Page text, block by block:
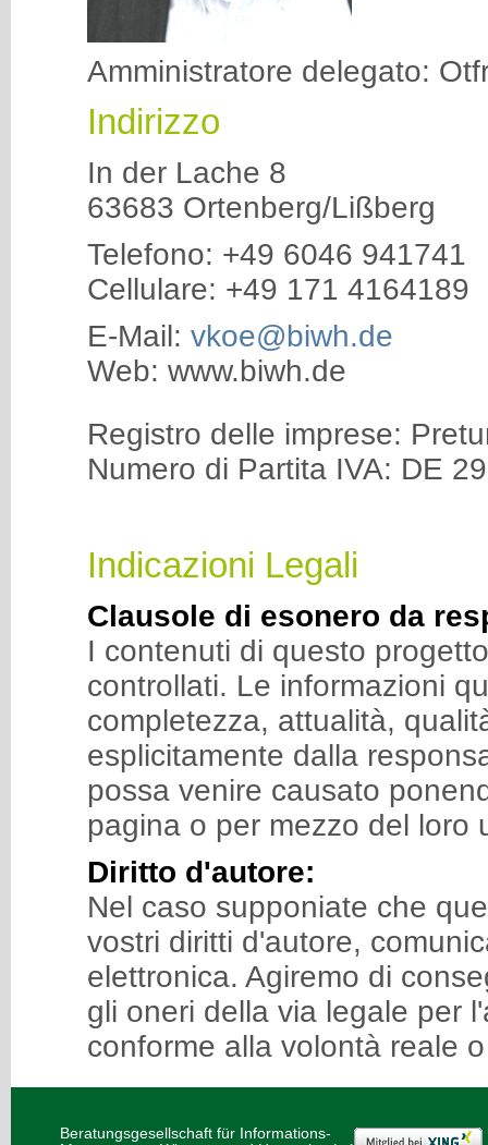
Amministratore delegato:
Indirizzo
In der Lache 8
63683 Ortenberg/Lißberg
Telefono: +49 6046 941741
Cellulare: +49 171 4164189
E-Mail: vkoe@biwh.de
Web: www.biwh.de
Registro delle imprese:
Numero di Partita IVA: DE
Indicazioni Legali
Clausole di esonero da
I contenuti di questo
controllati. Le informazioni
completezza, attualità,
esplicitamente dalla
possa venire causato
pagina o per mezzo del loro
Diritto d'autore:
Nel caso supponiate che
vostri diritti d'autore,
elettronica. Agiremo di
gli oneri della via legale per
conforme alla volontà reale
Beratungsgesellschaft für Informations-